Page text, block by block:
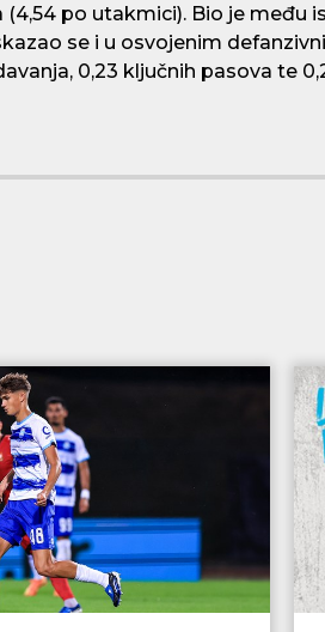
po utakmici). Bio je među
se i u osvojenim
0,23 ključnih pasova te